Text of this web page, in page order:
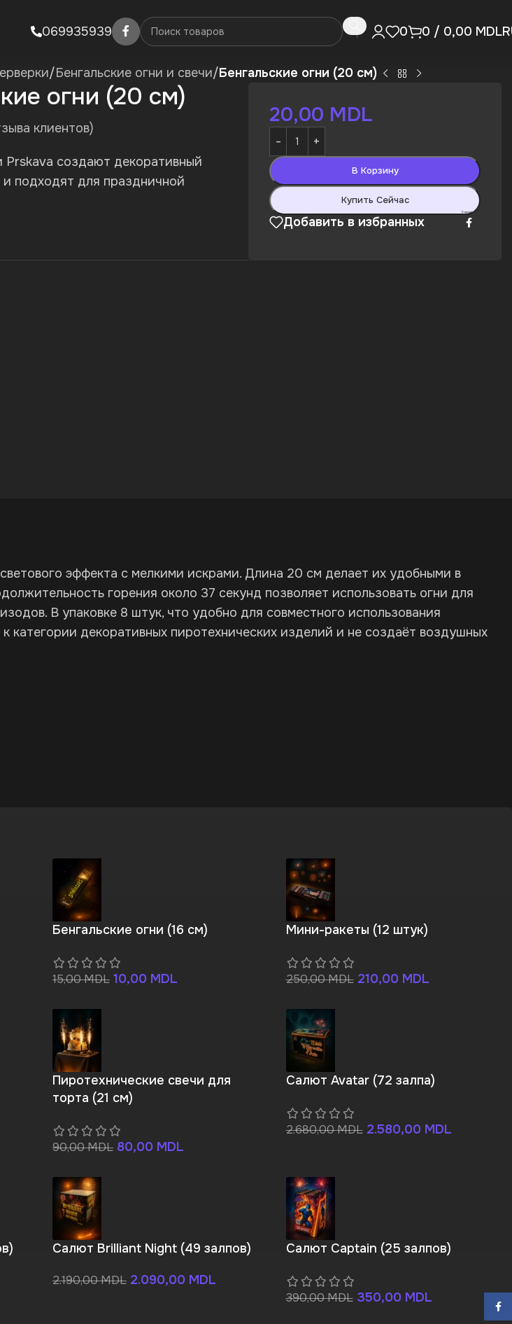
069935939 0 0 / 0,00 MDL
/Бенгальские огни и свечи/Бенгальские огни (20 см)
огни (20 см)
клиентов)
Prskava создают декоративный
и подходят для праздничной
20,00 MDL
В Корзину
Купить Сейчас
Добавить в избранных
Поделиться:
эффекта с мелкими искрами. Длина 20 см делает их удобными в
горения около 37 секунд позволяет использовать огни для
В упаковке 8 штук, что удобно для совместного использования
категории декоративных пиротехнических изделий и не создаёт воздушных
Бенгальские огни (16 см)
15,00MDL 10,00 MDL
Мини-ракеты (12 штук)
250,00MDL 210,00 MDL
Пиротехнические свечи для
торта (21 см)
90,00MDL 80,00 MDL
Салют Avatar (72 залпа)
2.680,00MDL 2.580,00 MDL
Салют Brilliant Night (49 залпов)
2.190,00MDL 2.090,00 MDL
Салют Captain (25 залпов)
390,00MDL 350,00 MDL